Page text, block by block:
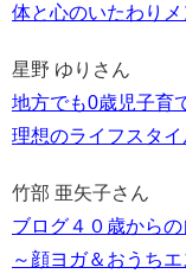
体と心のいたわり
星野 ゆりさん
地方でも0歳児子育
理想のライフスタ
竹部 亜矢子さん
ブログ４０歳から
～顔ヨガ＆おうち